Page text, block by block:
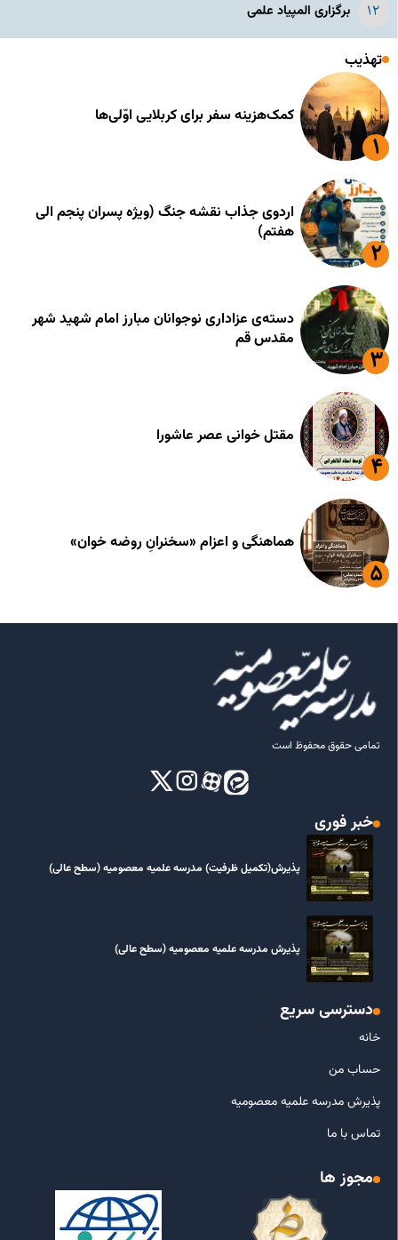
برگزاری المپیاد علمی
تهذیب
کمک‌هزینه سفر برای کربلایی اوّلی‌ها
اردوی جذاب نقشه جنگ (ویژه پسران پنجم الی
هفتم)
دسته‌ی عزاداری نوجوانان مبارز امام شهید شهر
مقدس قم
مقتل خوانی عصر عاشورا
هماهنگی و اعزام «سخنرانِ روضه خوان»
تمامی حقوق محفوظ است
خبر فوری
پذیرش(تکمیل ظرفیت) مدرسه علمیه معصومیه‌ (سطح عالی)
پذیرش مدرسه علمیه معصومیه‌ (سطح عالی)
دسترسی سریع
خانه
حساب من
پذیرش مدرسه علمیه معصومیه
تماس با ما
مجوز ها